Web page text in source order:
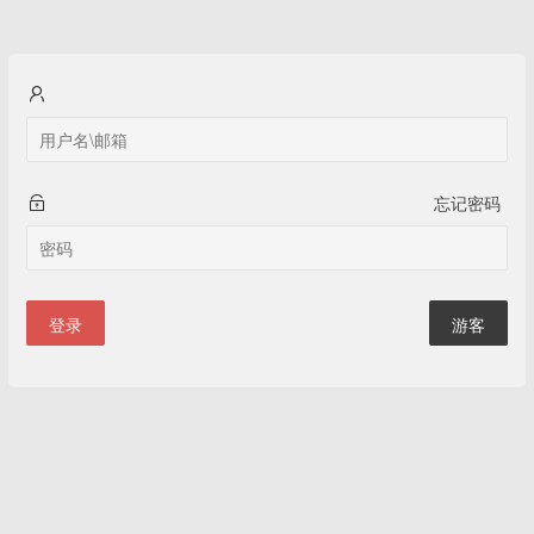
忘记密码
登录 游客